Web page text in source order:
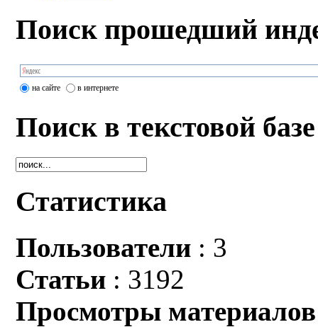
Поиск прошедший
на сайте в интернете
Поиск в текстовой базе
Статистика
Пользователи : 3
Статьи : 3192
Просмотры материалов